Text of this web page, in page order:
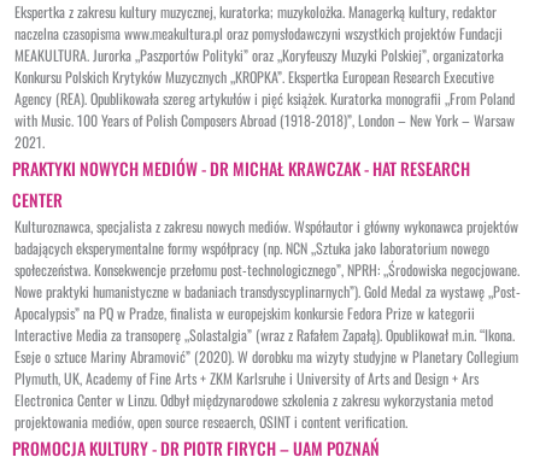
Ekspertka z zakresu kultury muzycznej, kuratorka; muzykolożka. Managerką kultury, redaktor
naczelna czasopisma www.meakultura.pl oraz pomysłodawczyni wszystkich projektów Fundacji
MEAKULTURA. Jurorka „Paszportów Polityki” oraz „Koryfeuszy Muzyki Polskiej”, organizatorka
Konkursu Polskich Krytyków Muzycznych „KROPKA”. Ekspertka European Research Executive
Agency (REA). Opublikowała szereg artykułów i pięć książek. Kuratorka monografii „From Poland
with Music. 100 Years of Polish Composers Abroad (1918-2018)”, London – New York – Warsaw
2021.
PRAKTYKI NOWYCH MEDIÓW - DR MICHAŁ KRAWCZAK - HAT RESEARCH
CENTER
Kulturoznawca, specjalista z zakresu nowych mediów. Współautor i główny wykonawca projektów
badających eksperymentalne formy współpracy (np. NCN „Sztuka jako laboratorium nowego
społeczeństwa. Konsekwencje przełomu post-technologicznego”, NPRH: „Środowiska negocjowane.
Nowe praktyki humanistyczne w badaniach transdyscyplinarnych”). Gold Medal za wystawę „Post-
Apocalypsis” na PQ w Pradze, finalista w europejskim konkursie Fedora Prize w kategorii
Interactive Media za transoperę „Solastalgia” (wraz z Rafałem Zapałą). Opublikował m.in. “Ikona.
Eseje o sztuce Mariny Abramović” (2020). W dorobku ma wizyty studyjne w Planetary Collegium
Plymuth, UK, Academy of Fine Arts + ZKM Karlsruhe i University of Arts and Design + Ars
Electronica Center w Linzu. Odbył międzynarodowe szkolenia z zakresu wykorzystania metod
projektowania mediów, open source reseaerch, OSINT i content verification.
PROMOCJA KULTURY - DR PIOTR FIRYCH – UAM POZNAŃ